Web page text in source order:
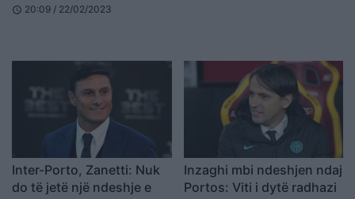
schedule 20:09 / 22/02/2023
Inter-Porto, Zanetti: Nuk
do të jetë një ndeshje e
Inzaghi mbi ndeshjen ndaj
Portos: Viti i dytë radhazi